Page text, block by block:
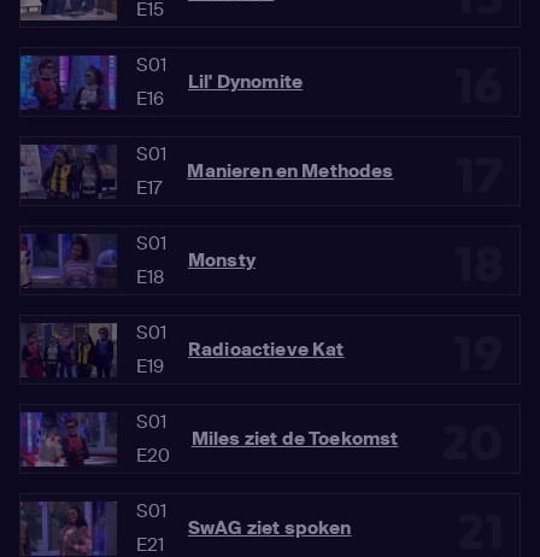
E15
S01
E16
Lil' Dynomite
S01
E17
Manieren en Methodes
S01
E18
Monsty
S01
E19
Radioactieve Kat
S01
E20
Miles ziet de Toekomst
S01
E21
SwAG ziet spoken